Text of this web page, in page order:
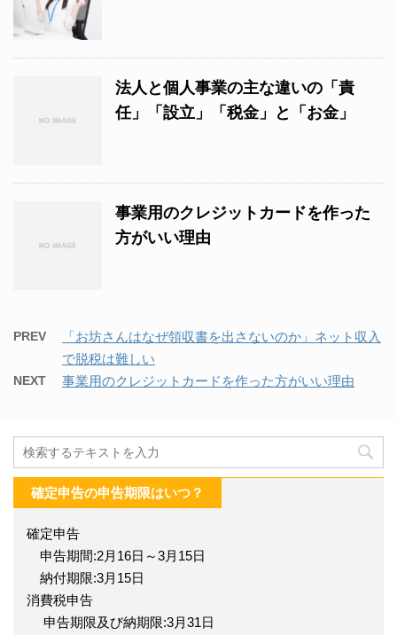
法人と個人事業の主な違いの「責
任」「設立」「税金」と「お金」
事業用のクレジットカードを作った
方がいい理由
PREV
「お坊さんはなぜ領収書を出さないのか」ネット収入
で脱税は難しい
NEXT 事業用のクレジットカードを作った方がいい理由
確定申告の申告期限はいつ？
確定申告
申告期間:2月16日～3月15日
納付期限:3月15日
消費税申告
申告期限及び納期限:3月31日